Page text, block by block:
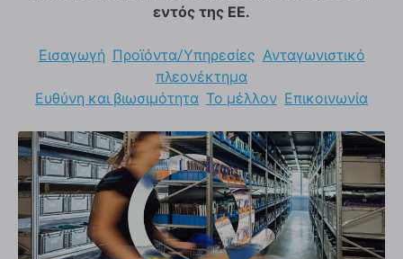
εντός της ΕΕ.
Εισαγωγή Προϊόντα/Υπηρεσίες Ανταγωνιστικό
πλεονέκτημα
Ευθύνη και βιωσιμότητα Το μέλλον Επικοινωνία